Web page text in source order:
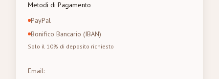
Metodi di Pagamento
PayPal
Bonifico Bancario (IBAN)
Solo il 10% di deposito richiesto
Email: